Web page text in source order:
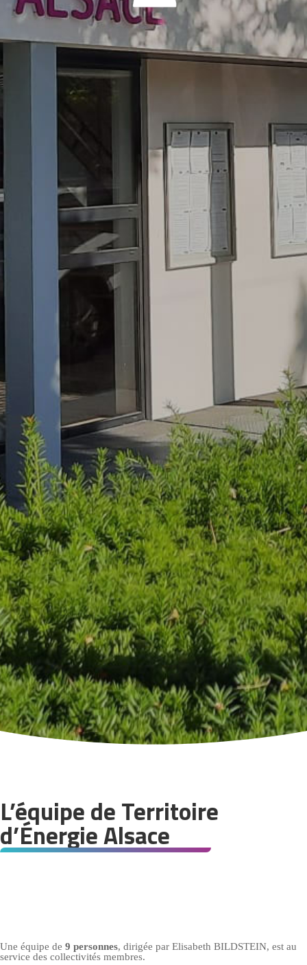
L’équipe de Territoire
d’Énergie Alsace
Une équipe de 9 personnes, dirigée par Elisabeth BILDSTEIN, est au
service des collectivités membres.